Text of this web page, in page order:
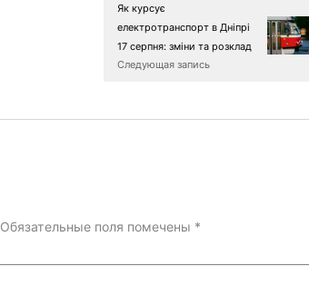
Як курсує
електротранспорт в Дніпрі
17 серпня: зміни та розклад
Следующая запись
Обязательные поля помечены *